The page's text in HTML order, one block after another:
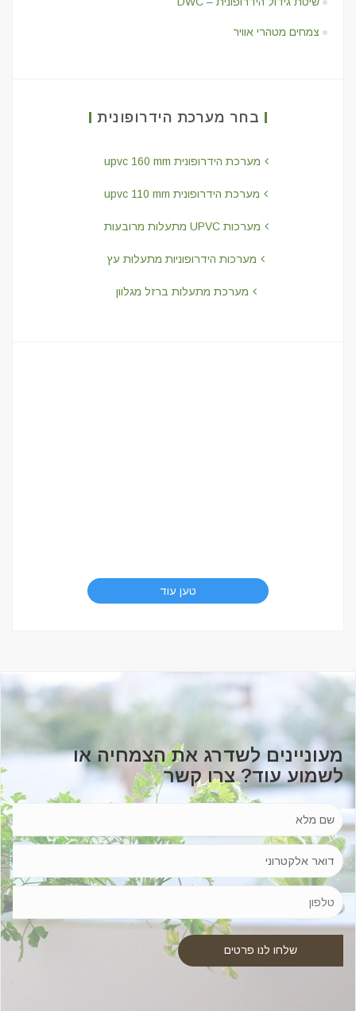
צמחים מטהרי אוויר
בחר מערכת הידרופונית
מערכת הידרופונית upvc 160 mm
מערכת הידרופונית upvc 110 mm
מערכות UPVC מתעלות מרובעות
מערכות הידרופוניות מתעלות עץ
מערכת מתעלות ברזל מגלוון
טען עוד
מעוניינים לשדרג את הצמחיה או
לשמוע עוד? צרו קשר